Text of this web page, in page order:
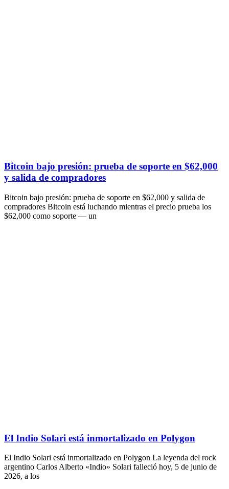
Bitcoin bajo presión: prueba de soporte en $62,000
y salida de compradores
Bitcoin bajo presión: prueba de soporte en $62,000 y salida de
compradores Bitcoin está luchando mientras el precio prueba los
$62,000 como soporte — un
El Indio Solari está inmortalizado en Polygon
El Indio Solari está inmortalizado en Polygon La leyenda del rock
argentino Carlos Alberto «Indio» Solari falleció hoy, 5 de junio de
2026, a los